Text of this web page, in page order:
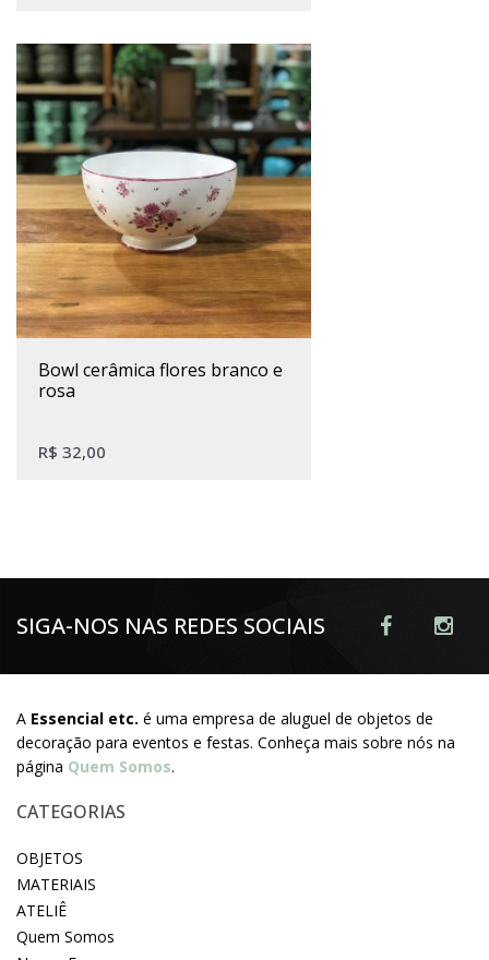
bowl cerâmica flores branco e
rosa
R$ 32,00
SIGA-NOS NAS REDES SOCIAIS
A Essencial etc. é uma empresa de aluguel de objetos de
decoração para eventos e festas. Conheça mais sobre nós na
página Quem Somos.
CATEGORIAS
OBJETOS
MATERIAIS
ATELIÊ
Quem Somos